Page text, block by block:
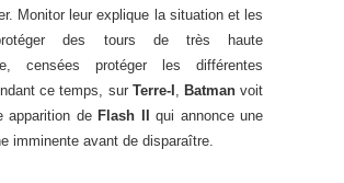
Monitor leur explique la situation et les
des tours de très haute
censées protéger les différentes
ce temps, sur Terre-I , Batmanvoit
apparition de Flash II
qui annonce une
imminente avant de disparaître.